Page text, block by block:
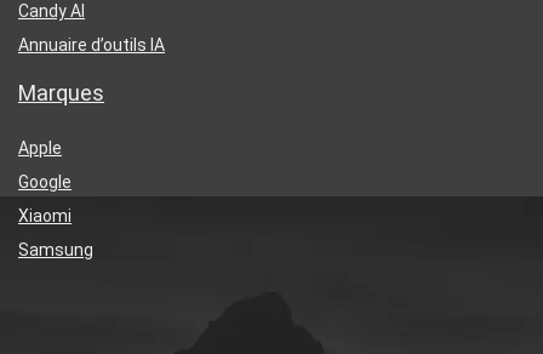
Candy AI
Annuaire d’outils IA
Marques
Apple
Google
Xiaomi
Samsung